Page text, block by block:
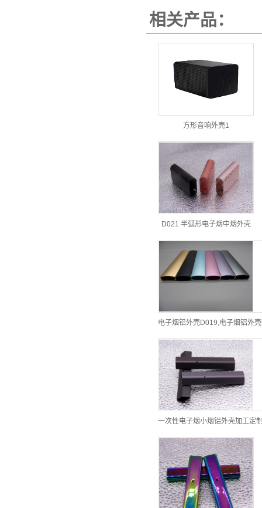
相关产品：
方形音响外壳1
D021 半弧形电子烟中烟外壳
电子烟铝外壳D019,电子烟铝外
一次性电子烟小烟铝外壳加工定